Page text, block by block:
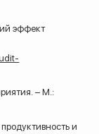
эффект
– М.:
и